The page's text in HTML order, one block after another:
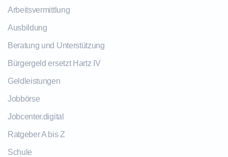
Arbeitsvermittlung
Ausbildung
Beratung und Unterstützung
Bürgergeld ersetzt Hartz IV
Geldleistungen
Jobbörse
Jobcenter.digital
Ratgeber A bis Z
Schule